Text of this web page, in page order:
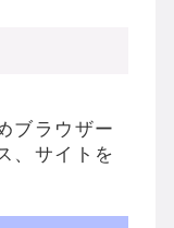
ブラウザー
、サイトを